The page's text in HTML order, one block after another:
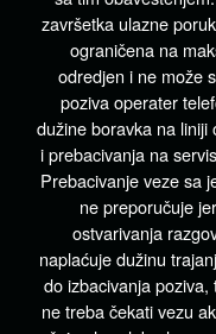
završetka ulazne
ograničena na
odredjen i ne može
poziva operater
dužine boravka na
i prebacivanja na
Prebacivanje veze sa
ne preporučuje
ostvarivanja
naplaćuje dužinu
do izbacivanja
ne treba čekati vezu